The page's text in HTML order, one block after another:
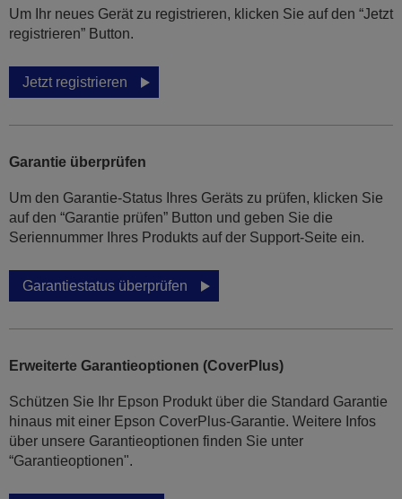
Um Ihr neues Gerät zu registrieren, klicken Sie auf den “Jetzt
registrieren” Button.
Jetzt registrieren
Garantie überprüfen
Um den Garantie-Status Ihres Geräts zu prüfen, klicken Sie
auf den “Garantie prüfen” Button und geben Sie die
Seriennummer Ihres Produkts auf der Support-Seite ein.
Garantiestatus überprüfen
Erweiterte Garantieoptionen (CoverPlus)
Schützen Sie Ihr Epson Produkt über die Standard Garantie
hinaus mit einer Epson CoverPlus-Garantie. Weitere Infos
über unsere Garantieoptionen finden Sie unter
“Garantieoptionen".